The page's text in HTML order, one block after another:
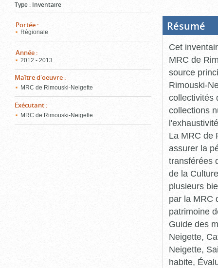
Type : Inventaire
Portée :
Régionale
Année :
2012 - 2013
Maître d'oeuvre :
MRC de Rimouski-Neigette
Exécutant :
MRC de Rimouski-Neigette
Résumé
Cet
MRC de
source
Rimouski-
collectivités
collections
La MRC de
assurer la
transférées
de la
plusieurs
par la MRC
patrimoine
Guide des
Neigette,
Neigette,
habite,